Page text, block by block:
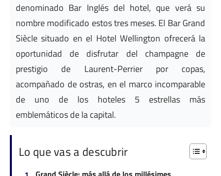
denominado Bar Inglés del hotel, que verá su
nombre modificado estos tres meses. El Bar Grand
Siècle situado en el Hotel Wellington ofrecerá la
oportunidad de disfrutar del champagne de
prestigio de Laurent-Perrier por copas,
acompañado de ostras, en el marco incomparable
de uno de los hoteles 5 estrellas más
emblemáticos de la capital.
Lo que vas a descubrir